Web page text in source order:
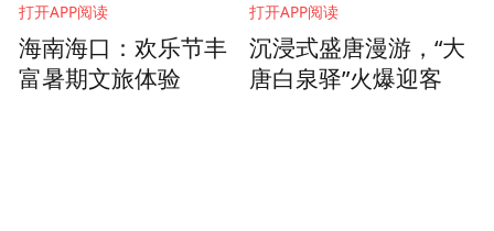
打开APP阅读
海南海口：欢乐节丰
富暑期文旅体验
打开APP阅读
沉浸式盛唐漫游，“大
唐白泉驿”火爆迎客